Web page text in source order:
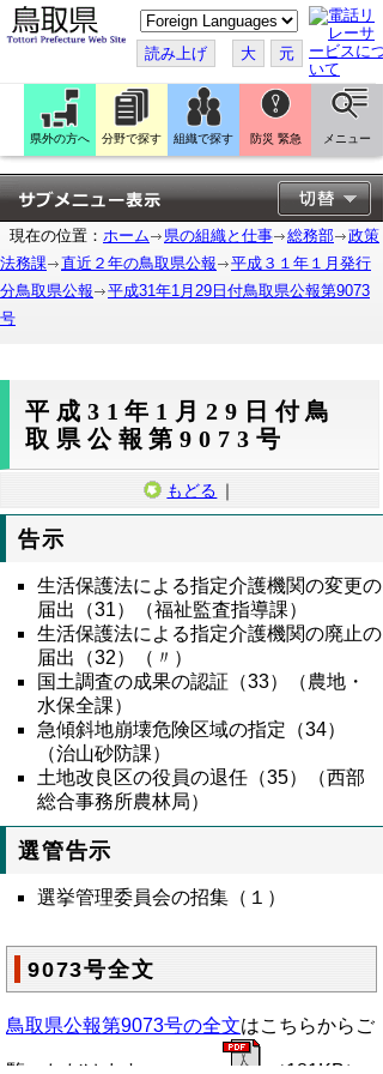
こ
の
ペ
ー
ジ
翻
訳
す
る
読み上げ 大 元
県外の方へ 分野で探す 組織で探す 防災 緊急 メニュー
現在の位置： ホーム 県の組織と仕事 総務部
政策
法務課
直近２年の鳥取県公報
平成３１年１月発行
分鳥取県公報
平成31年1月29日付鳥取県公報第9073
号
平成31年1月29日付鳥
取県公報第9073号
もどる ｜
告示
生活保護法による指定介護機関の変更の
届出（31）（福祉監査指導課）
生活保護法による指定介護機関の廃止の
届出（32）（〃）
国土調査の成果の認証（33）（農地・
水保全課）
急傾斜地崩壊危険区域の指定（34）
（治山砂防課）
土地改良区の役員の退任（35）（西部
総合事務所農林局）
選管告示
選挙管理委員会の招集（１）
9073号全文
鳥取県公報第9073号の全文はこちらからご